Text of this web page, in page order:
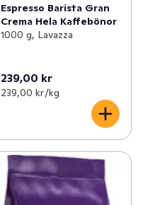
Espresso Barista Gran
Crema Hela Kaffebönor
1000 g, Lavazza
239,00 kr
239,00 kr /kg